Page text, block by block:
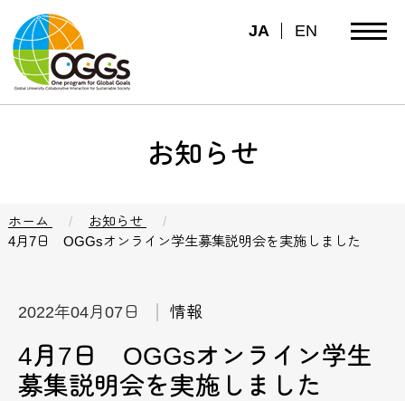
JA EN
お知らせ
ホーム
お知らせ
4月7日 OGGsオンライン学生募集説明会を実施しました
2022年04月07日 情報
4月7日 OGGsオンライン学生
募集説明会を実施しました